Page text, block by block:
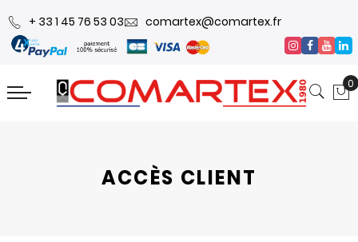
+ 33 1 45 76 53 03 comartex@comartex.fr
0
ACCÈS CLIENT